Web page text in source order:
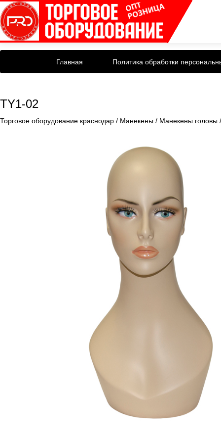
Главная Политика обработки
TY1-02
Торговое оборудование краснодар / Манекены / Манекены головы